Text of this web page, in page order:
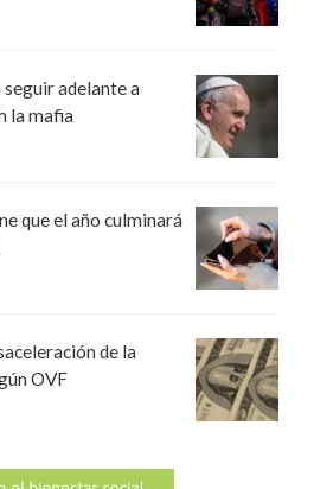
adelante a
la mafia
que el año culminará
de la
OVF